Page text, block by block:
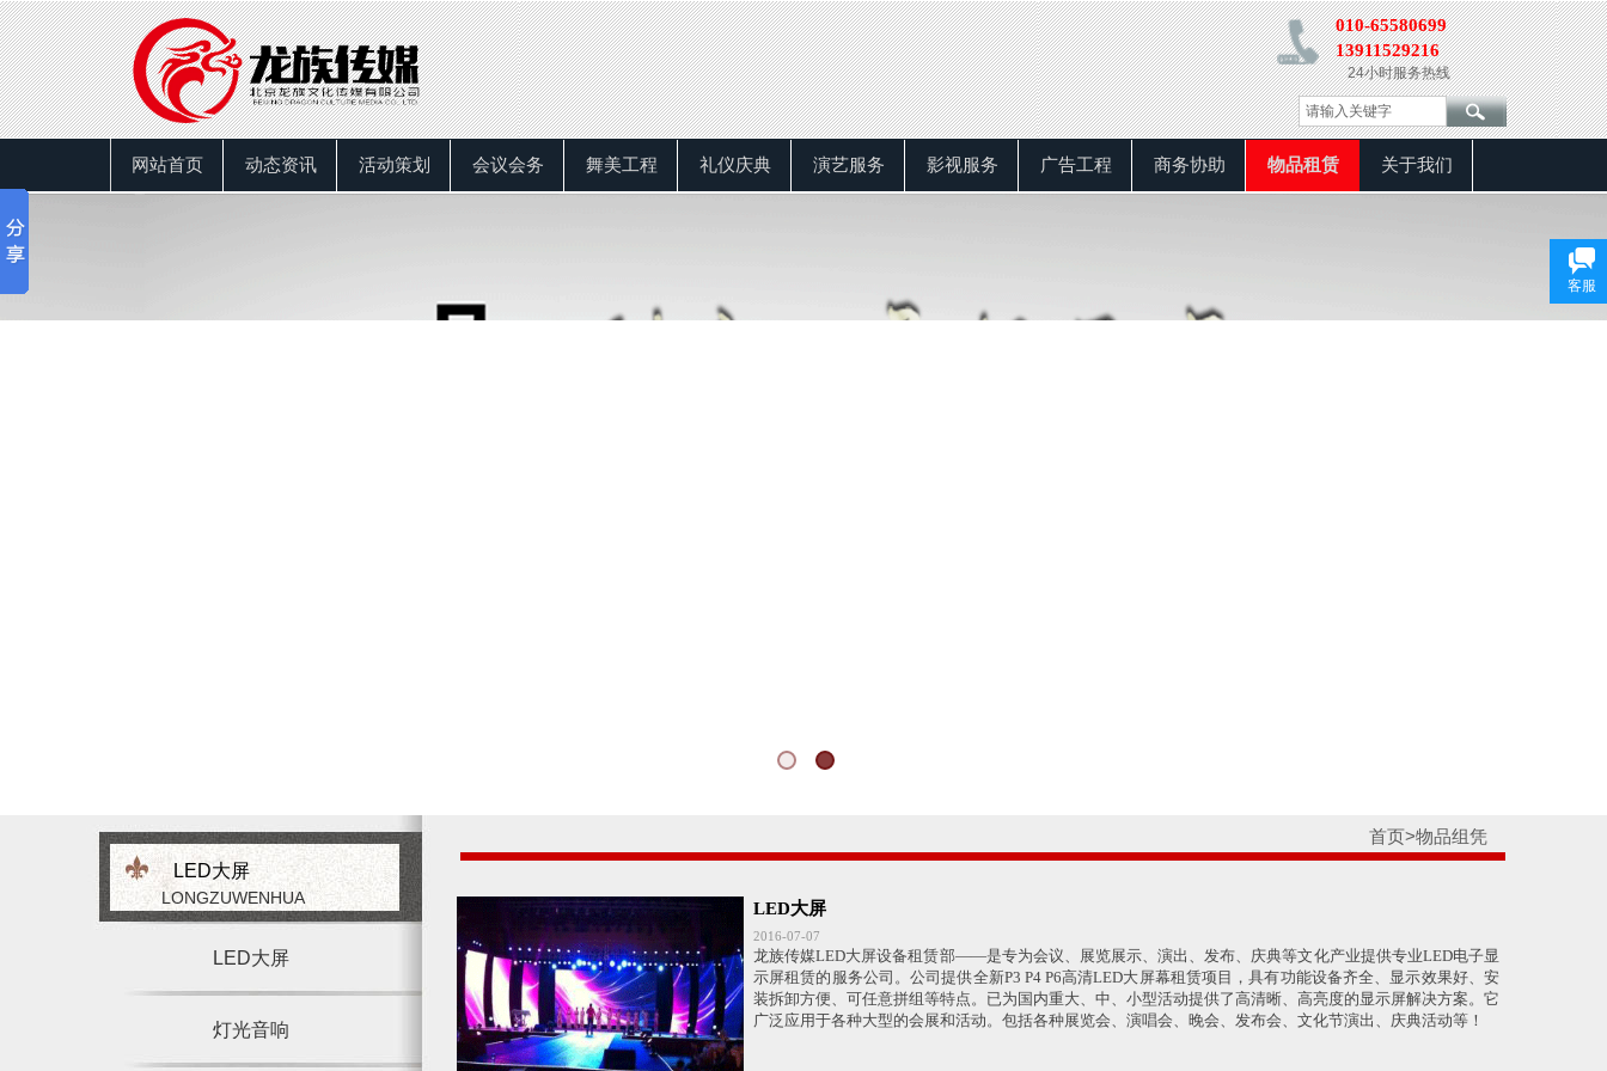
010-65580699
13911529216
24小时服务热线
网站首页 动态资讯 活动策划 会议会务 舞美工程 礼仪庆典 演艺服务 影视服务 广告工程 商务协助 物品租赁 关于我们
LONGZUWENHUA
LED大屏
灯光音响
首页>物品组凭
LED大屏
2016-07-07
龙族传媒LED大屏设备租赁部——是专为会议、展览展示、演出、发布、庆典等文化产业提供专业LED电子显
示屏租赁的服务公司。公司提供全新P3 P4 P6高清LED大屏幕租赁项目，具有功能设备齐全、显示效果好、安
装拆卸方便、可任意拼组等特点。已为国内重大、中、小型活动提供了高清晰、高亮度的显示屏解决方案。它
广泛应用于各种大型的会展和活动。包括各种展览会、演唱会、晚会、发布会、文化节演出、庆典活动等！
LED大屏
客服